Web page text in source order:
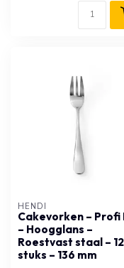
HENDI
Cakevorken – Profi
– Hoogglans –
Roestvast staal – 12
stuks – 136 mm